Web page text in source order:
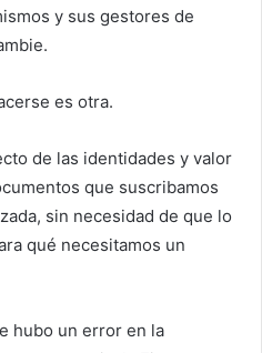
y sus gestores de
es otra.
de las identidades y valor
que suscribamos
sin necesidad de que lo
qué necesitamos un
hubo un error en la